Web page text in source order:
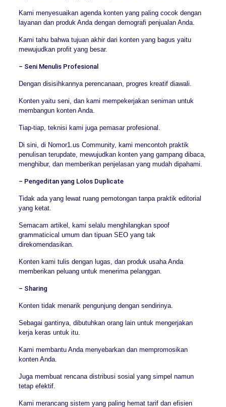
Kami menyesuaikan agenda konten yang paling cocok dengan
layanan dan produk Anda dengan demografi penjualan Anda.
Kami tahu bahwa tujuan akhir dari konten yang bagus yaitu
mewujudkan profit yang besar.
– Seni Menulis Profesional
Dengan disisihkannya perencanaan, progres kreatif diawali.
Konten yaitu seni, dan kami mempekerjakan seniman untuk
membangun konten Anda.
Tiap-tiap, teknisi kami juga pemasar profesional.
Di sini, di Nomor1.us Community, kami mencontoh praktik
penulisan terupdate, mewujudkan konten yang gampang dibaca,
menghibur, dan memberikan penjelasan yang mudah dipahami.
– Pengeditan yang Lolos Duplicate
Tidak ada yang lewat ruang pemotongan tanpa praktik editorial
yang ketat.
Semacam artikel, kami selalu menghilangkan spoof
grammaticical umum dan tipuan SEO yang tak
direkomendasikan.
Konten kami tulis dengan lugas, dan produk usaha Anda
memberikan peluang untuk menerima pelanggan.
– Sharing
Konten tidak menarik pengunjung dengan sendirinya.
Sebagai gantinya, dibutuhkan orang lain untuk mengerjakan
kerja keras untuk itu.
Kami membantu Anda menyebarkan dan mempromosikan
konten Anda.
Juga membuat rencana distribusi sosial yang simpel namun
tetap efektif.
Kami merancang sistem yang paling hemat tarif dan efisien